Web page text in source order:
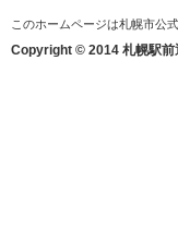
このホームページは札幌市公
Copyright © 2014 札幌駅